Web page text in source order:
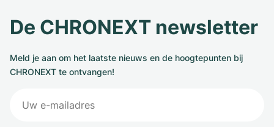
De CHRONEXT newsletter
Meld je aan om het laatste nieuws en de hoogtepunten bij
CHRONEXT te ontvangen!